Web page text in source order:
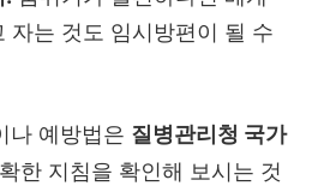
자는 것도 임시방편이 될 수
나 예방법은 질병관리청 국가
한 지침을 확인해 보시는 것